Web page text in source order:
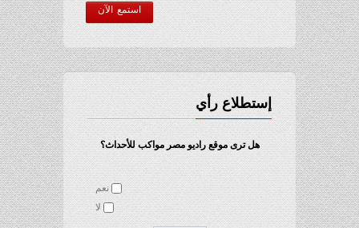
استمع الآن
إستطلاع رأي
هل ترى موقع راديو مصر مواكب للأحداث؟
نعم
لا